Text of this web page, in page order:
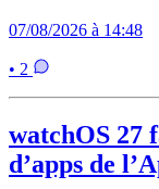
07/08/2026 à 14:48
• 2
watchOS 27
d’apps de